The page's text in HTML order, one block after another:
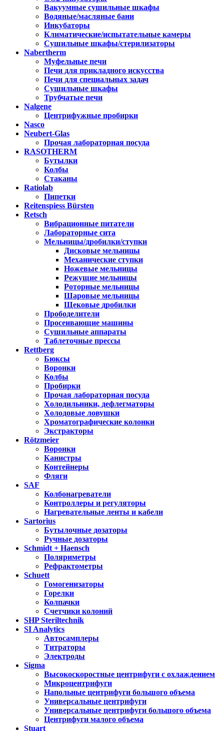
Вакуумные сушильные шкафы
Водяные/масляные бани
Инкубаторы
Климатические/испытательные камеры
Сушильные шкафы/стерилизаторы
Nabertherm
Муфельные печи
Печи для прикладного искусства
Печи для специальных задач
Сушильные шкафы
Трубчатые печи
Nalgene
Центрифужные пробирки
Nasco
Neubert-Glas
Прочая лабораторная посуда
RASOTHERM
Бутылки
Колбы
Стаканы
Ratiolab
Пипетки
Reitenspiess Bürsten
Retsch
Вибрационные питатели
Лабораторные сита
Мельницы/дробилки/ступки
Дисковые мельницы
Механические ступки
Ножевые мельницы
Режущие мельницы
Роторные мельницы
Шаровые мельницы
Щековые дробилки
Прободелители
Просеивающие машины
Сушильные аппараты
Таблеточные прессы
Rettberg
Бюксы
Воронки
Колбы
Пробирки
Прочая лабораторная посуда
Холодильники, дефлегматоры
Холодовые ловушки
Хроматографические колонки
Экстракторы
Rötzmeier
Воронки
Канистры
Контейнеры
Фляги
SAF
Колбонагреватели
Контроллеры и регуляторы
Нагревательные ленты и кабели
Sartorius
Бутылочные дозаторы
Ручные дозаторы
Schmidt + Haensch
Поляриметры
Рефрактометры
Schuett
Гомогенизаторы
Горелки
Колпачки
Счетчики колоний
SHP Steriltechnik
SI Analytics
Автосамплеры
Титраторы
Электроды
Sigma
Высокоскоростные центрифуги с охлаждением
Микроцентрифуги
Напольные центрифуги большого объема
Универсальные центрифуги
Универсальные центрифуги большого объема
Центрифуги малого объема
Stuart